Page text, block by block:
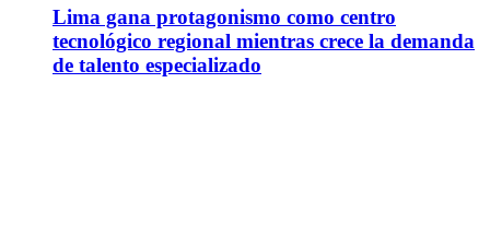
Lima gana protagonismo como centro
tecnológico regional mientras crece la demanda
de talento especializado